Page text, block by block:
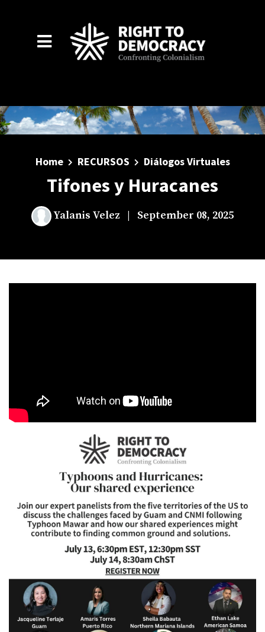
Home RECURSOS Diálogos Virtuales
Tifones y Huracanes
Yalanis Velez | September 08, 2025